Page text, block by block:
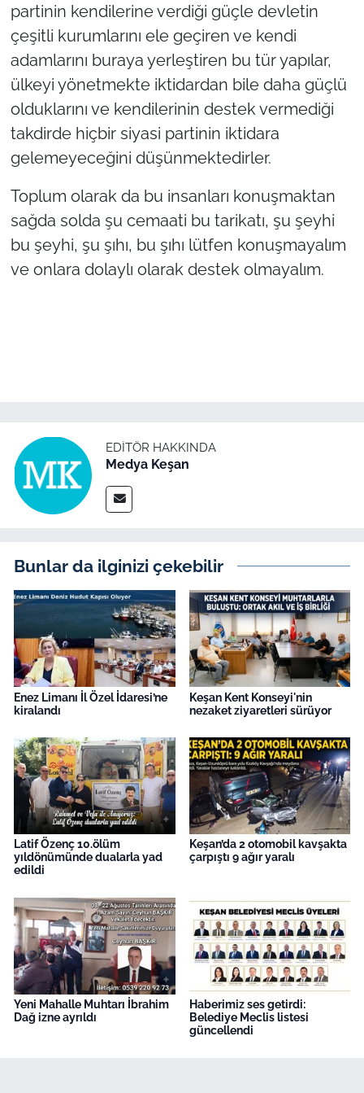
partinin kendilerine verdiği güçle devletin
çeşitli kurumlarını ele geçiren ve kendi
adamlarını buraya yerleştiren bu tür yapılar,
ülkeyi yönetmekte iktidardan bile daha güçlü
olduklarını ve kendilerinin destek vermediği
takdirde hiçbir siyasi partinin iktidara
gelemeyeceğini düşünmektedirler.
Toplum olarak da bu insanları konuşmaktan
sağda solda şu cemaati bu tarikatı, şu şeyhi
bu şeyhi, şu şıhı, bu şıhı lütfen konuşmayalım
ve onlara dolaylı olarak destek olmayalım.
EDITÖR HAKKINDA
Medya Keşan
Bunlar da ilginizi çekebilir
Enez Limanı İl Özel İdaresi’ne
kiralandı
Keşan Kent Konseyi'nin
nezaket ziyaretleri sürüyor
Latif Özenç 10.ölüm
yıldönümünde dualarla yad
edildi
Keşan’da 2 otomobil kavşakta
çarpıştı 9 ağır yaralı
Yeni Mahalle Muhtarı İbrahim
Dağ izne ayrıldı
Haberimiz ses getirdi:
Belediye Meclis listesi
güncellendi